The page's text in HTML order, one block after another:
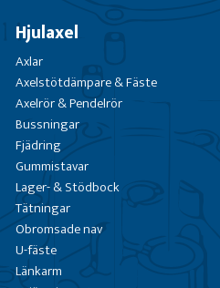
Hjulaxel
Axlar
Axelstötdämpare & Fäste
Axelrör & Pendelrör
Bussningar
Fjädring
Gummistavar
Lager- & Stödbock
Tätningar
Obromsade nav
U-fäste
Länkarm